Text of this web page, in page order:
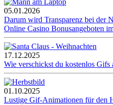
05.01.2026
Darum wird Transparenz bei der
Online Casino Bonusangeboten
17.12.2025
Wie verschickst du kostenlos Gifs
01.10.2025
Lustige Gif-Animationen für den